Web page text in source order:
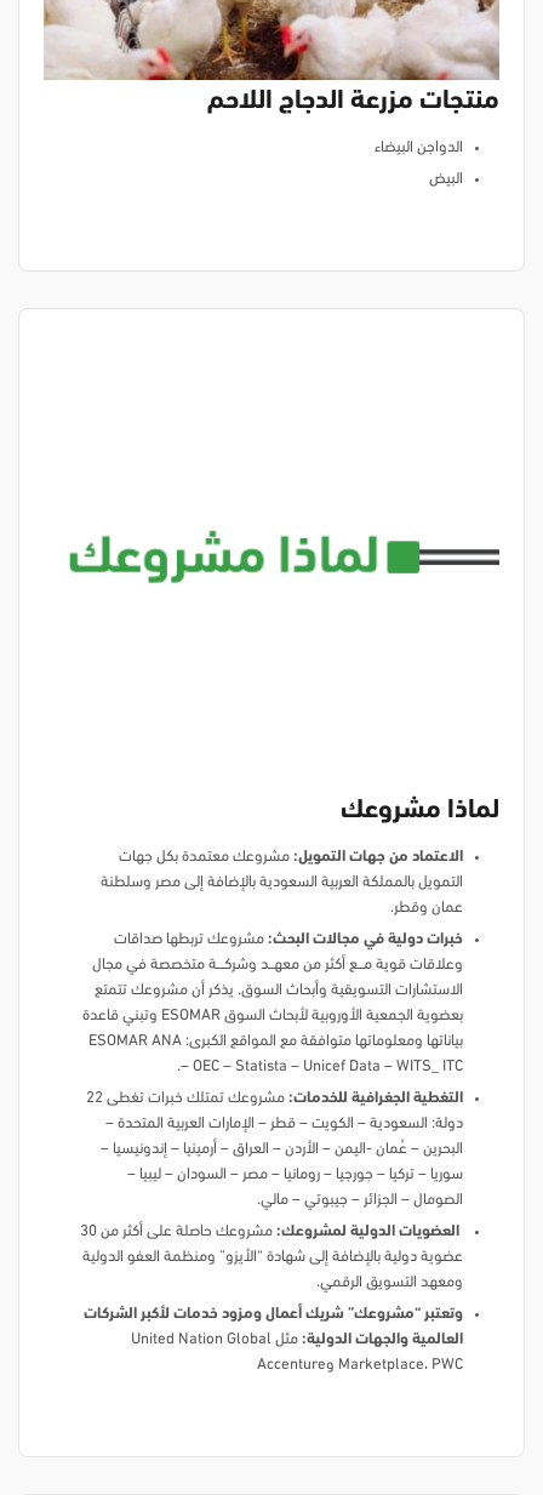
منتجات مزرعة الدجاج اللاحم
الدواجن البيضاء
البيض
لماذا مشروعك
الاعتماد من جهات التمويل: مشروعك معتمدة بكل جهات
التمويل بالمملكة العربية السعودية بالإضافة إلى مصر وسلطنة
عمان وقطر.
خبرات دولية في مجالات البحث: مشروعك تربطها صداقات
وعلاقات قوية مـــــع أكثر من معهــــد وشركــــــة متخصصة في مجال
الاستشارات التسويقية وأبحاث السوق. يذكر أن مشروعك تتمتع
بعضوية الجمعية الأوروبية لأبحاث السوق ESOMAR وتبني قاعدة
بياناتها ومعلوماتها متوافقة مع المواقع الكبرى: ESOMAR ANA
– OEC – Statista – Unicef Data – WITS_ ITC.
التغطية الجغرافية للخدمات:
مشروعك تمتلك خبرات تغطى 22
دولة: السعودية – الكويت – قطر – الإمارات العربية المتحدة –
البحرين – عُمان -اليمن – الأردن – العراق – أرمينيا – إندونيسيا –
سوريا – تركيا – جورجيا – رومانيا – مصر – السودان – ليبيا –
الصومال – الجزائر – جيبوتي – مالي.
العضويات الدولية لمشروعك:
مشروعك حاصلة على أكثر من 30
عضوية دولية بالإضافة إلى شهادة “الأيزو” ومنظمة العفو الدولية
ومعهد التسويق الرقمي.
وتعتبر “مشروعك” شريك أعمال ومزود خدمات لأكبر الشركات
العالمية والجهات الدولية:
مثل United Nation Global
Marketplace، PWC وAccenture